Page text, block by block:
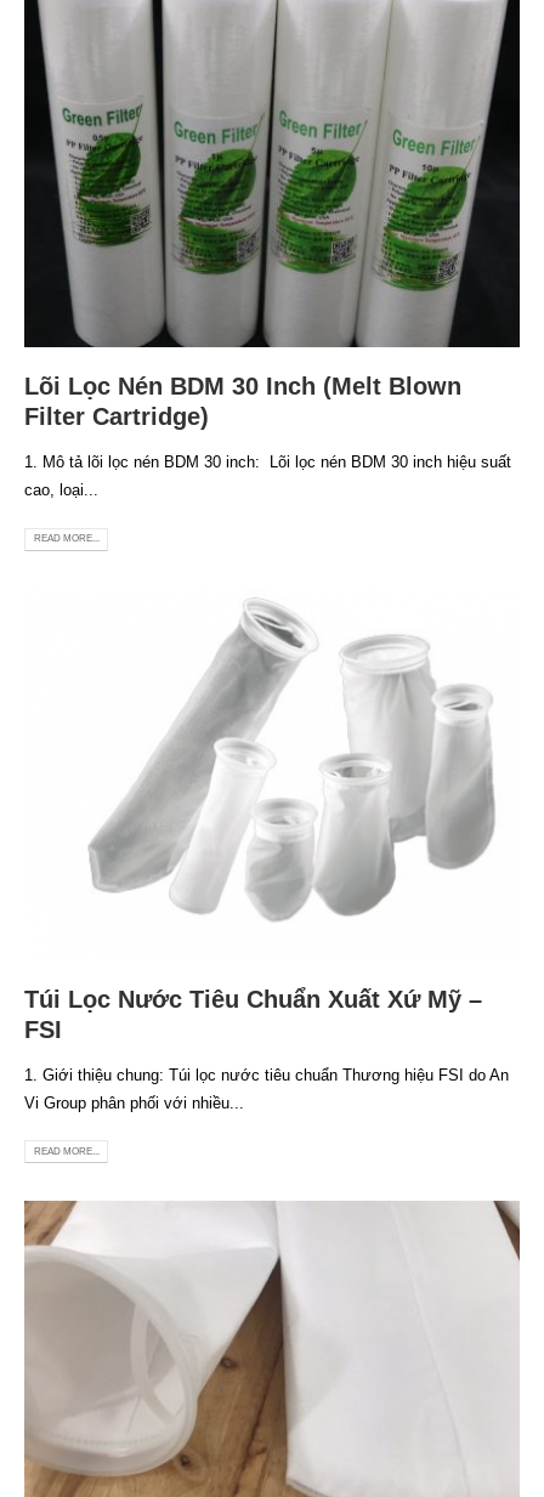
Lõi Lọc Nén BDM 30 Inch (Melt Blown
Filter Cartridge)
1. Mô tả lõi lọc nén BDM 30 inch: Lõi lọc nén BDM 30 inch hiệu suất
cao, loại...
READ MORE...
Túi Lọc Nước Tiêu Chuẩn Xuất Xứ Mỹ –
FSI
1. Giới thiệu chung: Túi lọc nước tiêu chuẩn Thương hiệu FSI do An
Vi Group phân phối với nhiều...
READ MORE...